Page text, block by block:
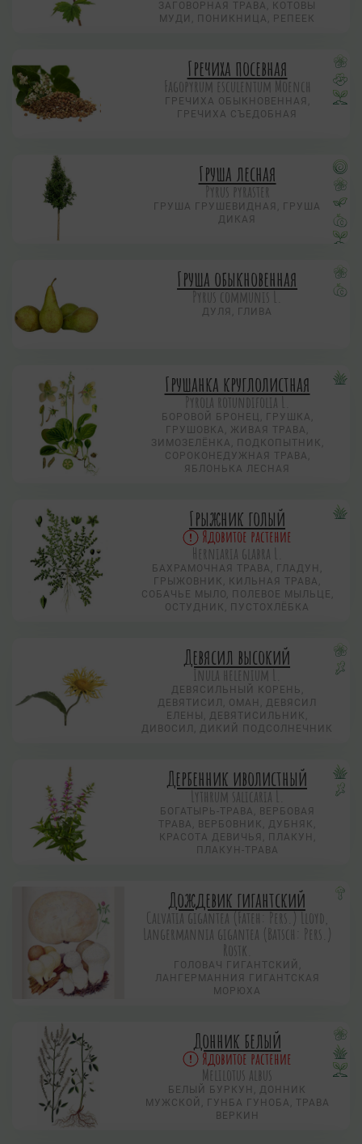
ЗАГОВОРНАЯ ТРАВА, КОТОВЫ
МУДИ, ПОНИКНИЦА, РЕПЕЕК
Гречиха посевная
Fagopyrum esculentum Moench
ГРЕЧИХА ОБЫКНОВЕННАЯ,
ГРЕЧИХА СЪЕДОБНАЯ
Груша лесная
Pyrus pyraster
ГРУША ГРУШЕВИДНАЯ, ГРУША
ДИКАЯ
Груша обыкновенная
Pyrus communis L.
ДУЛЯ, ГЛИВА
Грушанка круглолистная
Pyrola rotundifolia L.
БОРОВОЙ БРОНЕЦ, ГРУШКА,
ГРУШОВКА, ЖИВАЯ ТРАВА,
ЗИМОЗЕЛЁНКА, ПОДКОПЫТНИК,
СОРОКОНЕДУЖНАЯ ТРАВА,
ЯБЛОНЬКА ЛЕСНАЯ
Грыжник голый
Ядовитое растение
Herniaria glabra L.
БАХРАМОЧНАЯ ТРАВА, ГЛАДУН,
ГРЫЖОВНИК, КИЛЬНАЯ ТРАВА,
СОБАЧЬЕ МЫЛО, ПОЛЕВОЕ МЫЛЬЦЕ,
ОСТУДНИК, ПУСТОХЛЁБКА
Девясил высокий
Inula helenium L.
ДЕВЯСИЛЬНЫЙ КОРЕНЬ,
ДЕВЯТИСИЛ, ОМАН, ДЕВЯСИЛ
ЕЛЕНЫ, ДЕВЯТИСИЛЬНИК,
ДИВОСИЛ, ДИКИЙ ПОДСОЛНЕЧНИК
Дербенник иволистный
Lythrum salicaria L.
БОГАТЫРЬ-ТРАВА, ВЕРБОВАЯ
ТРАВА, ВЕРБОВНИК, ДУБНЯК,
КРАСОТА ДЕВИЧЬЯ, ПЛАКУН,
ПЛАКУН-ТРАВА
Дождевик гигантский
Calvatia gigantea (Fateh: Pers.) Lloyd,
Langermannia gigantea (Batsch: Pers.)
Rostk.
ГОЛОВАЧ ГИГАНТСКИЙ,
ЛАНГЕРМАННИЯ ГИГАНТСКАЯ
МОРЮХА
Донник белый
Ядовитое растение
Melilotus albus
БЕЛЫЙ БУРКУН, ДОННИК
МУЖСКОЙ, ГУНБА ГУНОБА, ТРАВА
ВЕРКИН